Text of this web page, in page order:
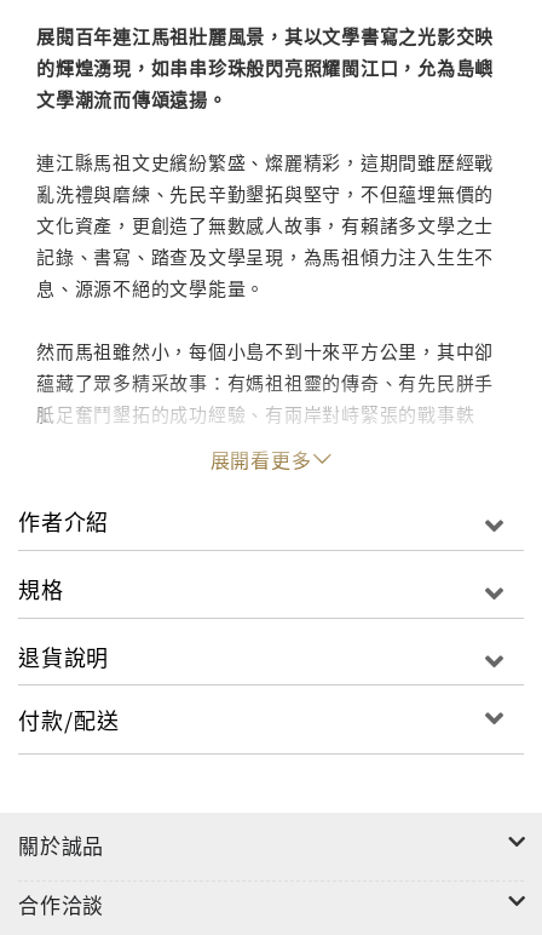
展閱百年連江馬祖壯麗風景，其以文學書寫之光影交映
的輝煌湧現，如串串珍珠般閃亮照耀閩江口，允為島嶼
文學潮流而傳頌遠揚。
連江縣馬祖文史繽紛繁盛、燦麗精彩，這期間雖歷經戰
亂洗禮與磨練、先民辛勤墾拓與堅守，不但蘊埋無價的
文化資產，更創造了無數感人故事，有賴諸多文學之士
記錄、書寫、踏查及文學呈現，為馬祖傾力注入生生不
息、源源不絕的文學能量。
然而馬祖雖然小，每個小島不到十來平方公里，其中卻
蘊藏了眾多精采故事：有媽祖祖靈的傳奇、有先民胼手
胝足奮鬥墾拓的成功經驗、有兩岸對峙緊張的戰事軼
史、有軍民一家相處和樂的人間美談，還有串串隱埋在
溫馨角落的許多傳說，片片型塑成馬祖青史的峻偉雄
挺，其仰望眺遠間的每個故事，都值得駐足、探訪、細
究。
列嶼上，藍天和浪花、海風與候鳥、常民及旅人交匯於
律，而這些旋律又各自交織相疊成一段段優美和弦，譜
本屆馬祖文學獎以「記憶我島．刻寫馬祖」為主題，正
學養分，從生養你我的海洋島嶼間找靈感、覓素材，絕
踏上馬祖島嶼、親身感受馬祖美好的生命力作，海天地
展開看更多
作者介紹
規格
退貨說明
付款/配送
關於誠品
合作洽談